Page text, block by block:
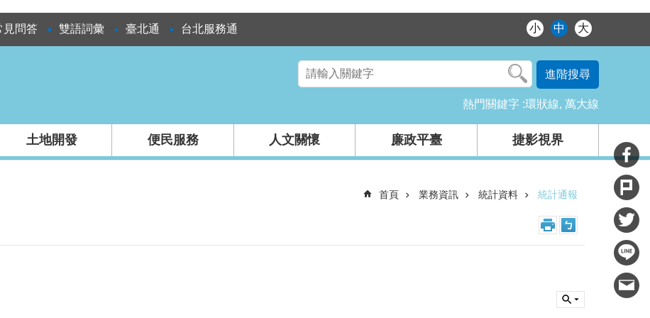
見問答 雙語詞彙 臺北通 台北服務通 小 中 大
進階搜尋
熱門關鍵字 環狀線 萬大線
土地開發 便民服務 人文關懷 廉政平臺 捷影視界
首頁 業務資訊 統計資料 統計通報